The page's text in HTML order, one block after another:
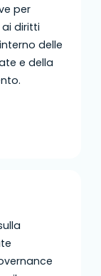
per
diritti
delle
e della